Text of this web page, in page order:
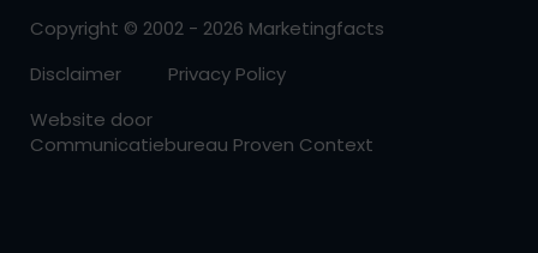
Copyright © 2002 - 2026 Marketingfacts
Disclaimer
Privacy Policy
Website door
Communicatiebureau Proven Context